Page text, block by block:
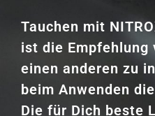
Tauchen mit
ist die Empfehlung
einen anderen zu
beim Anwenden
Die für Dich beste